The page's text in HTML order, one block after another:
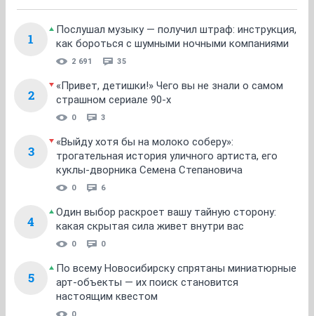
1
Послушал музыку — получил штраф: инструкция,
как бороться с шумными ночными компаниями
2 691 35
2
«Привет, детишки!» Чего вы не знали о самом
страшном сериале 90-х
0 3
3
«Выйду хотя бы на молоко соберу»:
трогательная история уличного артиста, его
куклы-дворника Семена Степановича
0 6
4
Один выбор раскроет вашу тайную сторону:
какая скрытая сила живет внутри вас
0 0
5
По всему Новосибирску спрятаны миниатюрные
арт-объекты — их поиск становится
настоящим квестом